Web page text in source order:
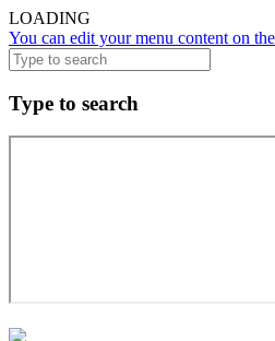
LOADING
You can edit your menu content on
Type to search